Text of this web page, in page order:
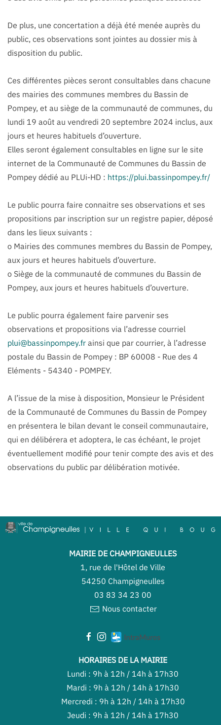
De plus, une concertation a déjà été menée auprès du
public, ces observations sont jointes au dossier mis à
disposition du public.
Ces différentes pièces seront consultables dans chacune
des mairies des communes membres du Bassin de
Pompey, et au siège de la communauté de communes, du
lundi 19 août au vendredi 20 septembre 2024 inclus, aux
jours et heures habituels d’ouverture.
Elles seront également consultables en ligne sur le site
internet de la Communauté de Communes du Bassin de
Pompey dédié au PLUi-HD : https://plui.bassinpompey.fr/
Le public pourra faire connaitre ses observations et ses
propositions par inscription sur un registre papier, déposé
dans les lieux suivants :
o Mairies des communes membres du Bassin de Pompey,
aux jours et heures habituels d’ouverture.
o Siège de la communauté de communes du Bassin de
Pompey, aux jours et heures habituels d’ouverture.
Le public pourra également faire parvenir ses
observations et propositions via l’adresse courriel
plui@bassinpompey.fr ainsi que par courrier, à l’adresse
postale du Bassin de Pompey : BP 60008 - Rue des 4
Eléments - 54340 - POMPEY.
A l’issue de la mise à disposition, Monsieur le Président
de la Communauté de Communes du Bassin de Pompey
en présentera le bilan devant le conseil communautaire,
qui en délibérera et adoptera, le cas échéant, le projet
éventuellement modifié pour tenir compte des avis et des
observations du public par délibération motivée.
MAIRIE DE CHAMPIGNEULLES
1, rue de l'Hôtel de Ville
54250 Champigneulles
03 83 34 23 00
Nous contacter
HORAIRES DE LA MAIRIE
Lundi : 9h à 12h / 14h à 17h30
Mardi : 9h à 12h / 14h à 17h30
Mercredi : 9h à 12h / 14h à 17h30
Jeudi : 9h à 12h / 14h à 17h30